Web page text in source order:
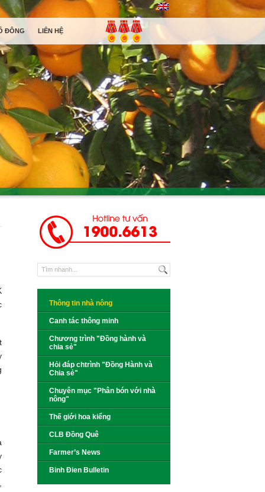
ĐÔNG LIÊN HỆ
Thông tin nhà nông
Canh tác thông minh
Chương trình "Đồng hành và
chia sẻ"
Hỏi đáp chtrình "Đồng Hành và
Chia sẻ"
Chuyên mục "Phân bón với nhà
nông"
Thế giới hoa kiểng
CLB Đồng Quê
Farmer’s News
Binh Đien Bulletin